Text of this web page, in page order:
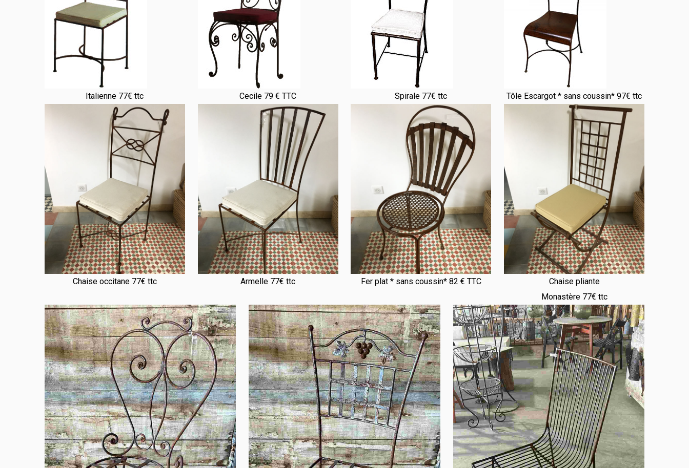
Italienne 77€ ttc Cecile 79 € TTC Spirale 77€ ttc Tôle Escargot * sans coussin* 97€ ttc
Chaise occitane 77€ ttc Armelle 77€ ttc Fer plat * sans coussin* 82 € TTC
Chaise pliante
Monastère 77€ ttc